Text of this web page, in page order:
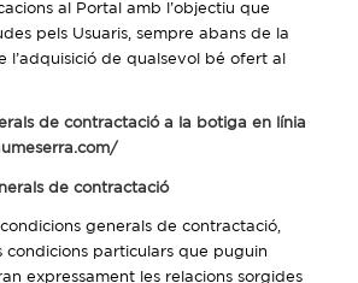
al Portal amb l’objectiu que
pels Usuaris, sempre abans de la
l’adquisició de qualsevol bé ofert al
de contractació a la botiga en línia
de contractació
condicions generals de contractació,
condicions particulars que puguin
expressament les relacions sorgides